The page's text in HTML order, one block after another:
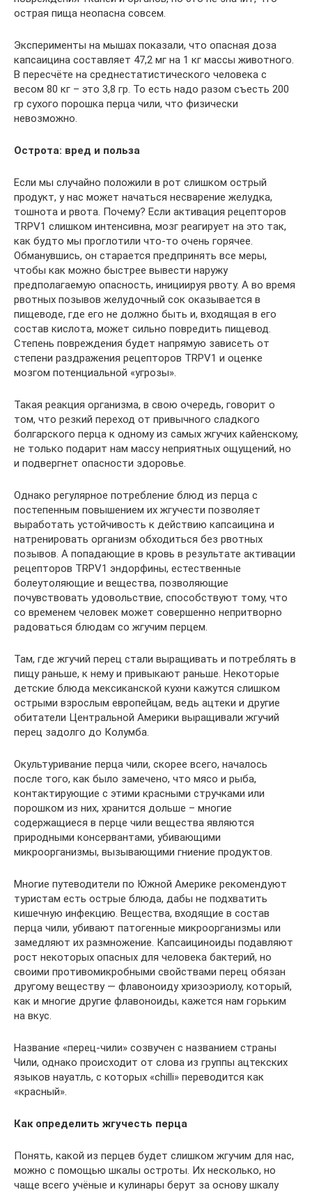
острая пища неопасна совсем.
Эксперименты на мышах показали, что опасная доза
капсаицина составляет 47,2 мг на 1 кг массы животного.
В пересчёте на среднестатистического человека с
весом 80 кг – это 3,8 гр. То есть надо разом съесть 200
гр сухого порошка перца чили, что физически
невозможно.
Острота: вред и польза
Если мы случайно положили в рот слишком острый
продукт, у нас может начаться несварение желудка,
тошнота и рвота. Почему? Если активация рецепторов
TRPV1 слишком интенсивна, мозг реагирует на это так,
как будто мы проглотили что-то очень горячее.
Обманувшись, он старается предпринять все меры,
чтобы как можно быстрее вывести наружу
предполагаемую опасность, инициируя рвоту. А во время
рвотных позывов желудочный сок оказывается в
пищеводе, где его не должно быть и, входящая в его
состав кислота, может сильно повредить пищевод.
Степень повреждения будет напрямую зависеть от
степени раздражения рецепторов TRPV1 и оценке
мозгом потенциальной «угрозы».
Такая реакция организма, в свою очередь, говорит о
том, что резкий переход от привычного сладкого
болгарского перца к одному из самых жгучих кайенскому,
не только подарит нам массу неприятных ощущений, но
и подвергнет опасности здоровье.
Однако регулярное потребление блюд из перца с
постепенным повышением их жгучести позволяет
выработать устойчивость к действию капсаицина и
натренировать организм обходиться без рвотных
позывов. А попадающие в кровь в результате активации
рецепторов TRPV1 эндорфины, естественные
болеутоляющие и вещества, позволяющие
почувствовать удовольствие, способствуют тому, что
со временем человек может совершенно непритворно
радоваться блюдам со жгучим перцем.
Там, где жгучий перец стали выращивать и потреблять в
пищу раньше, к нему и привыкают раньше. Некоторые
детские блюда мексиканской кухни кажутся слишком
острыми взрослым европейцам, ведь ацтеки и другие
обитатели Центральной Америки выращивали жгучий
перец задолго до Колумба.
Окультуривание перца чили, скорее всего, началось
после того, как было замечено, что мясо и рыба,
контактирующие с этими красными стручками или
порошком из них, хранится дольше – многие
содержащиеся в перце чили вещества являются
природными консервантами, убивающими
микроорганизмы, вызывающими гниение продуктов.
Многие путеводители по Южной Америке рекомендуют
туристам есть острые блюда, дабы не подхватить
кишечную инфекцию. Вещества, входящие в состав
перца чили, убивают патогенные микроорганизмы или
замедляют их размножение. Капсаициноиды подавляют
рост некоторых опасных для человека бактерий, но
своими противомикробными свойствами перец обязан
другому веществу — флавоноиду хризоэриолу, который,
как и многие другие флавоноиды, кажется нам горьким
на вкус.
Название «перец-чили» созвучен с названием страны
Чили, однако происходит от слова из группы ацтекских
языков науатль, с которых «chilli» переводится как
«красный».
Как определить жгучесть перца
Понять, какой из перцев будет слишком жгучим для нас,
можно с помощью шкалы остроты. Их несколько, но
чаще всего учёные и кулинары берут за основу шкалу